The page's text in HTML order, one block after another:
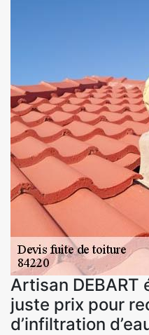
Artisan DEBART
juste prix pour
d’infiltration